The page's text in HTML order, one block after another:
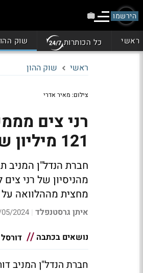
הירשמו
ראשי כל הכותרות שוק
ראשי שוק ההון
צילום: מאיר אדרי
121 מיליון שקל
מהניסיון של רני
מחצית מההלוואה
איתן גרסטנפלד |
2024 11:35
נושאים בכתבה דורסל
חברת הנדל"ן המניב